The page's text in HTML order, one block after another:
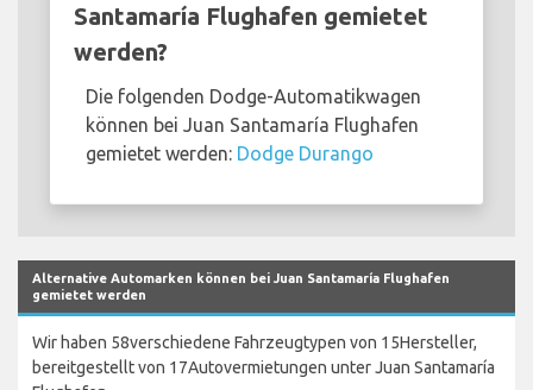
Santamaría Flughafen gemietet
werden?
Die folgenden Dodge-Automatikwagen
können bei Juan Santamaría Flughafen
gemietet werden: Dodge Durango
Alternative Automarken können bei Juan Santamaría Flughafen
gemietet werden
Wir haben 58verschiedene Fahrzeugtypen von 15Hersteller,
bereitgestellt von 17Autovermietungen unter Juan Santamaría